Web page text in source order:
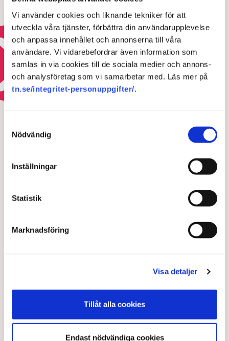
Vi använder cookies och liknande tekniker för att
utveckla våra tjänster, förbättra din användarupplevelse
och anpassa innehållet och annonserna till våra
användare. Vi vidarebefordrar även information som
samlas in via cookies till de sociala medier och annons-
och analysföretag som vi samarbetar med. Läs mer på
tn.se/integritet-personuppgifter/.
Nödvändig
Inställningar
Statistik
Marknadsföring
Visa detaljer
Tillåt alla cookies
Endast nödvändiga cookies
Så mycket rikare har
pensionärerna blivit på tio år –
”Nio av tio är nöjda”
10 JUNI 2026 |
Läs mer om framtidens pensioner
Ultimatumet: Bort med
markisen eller ingen
utpressningssituationen”
”Riktlinjerna gäller ju redan nu så min markis med ben är inte
Norrköping. Bild: Privat